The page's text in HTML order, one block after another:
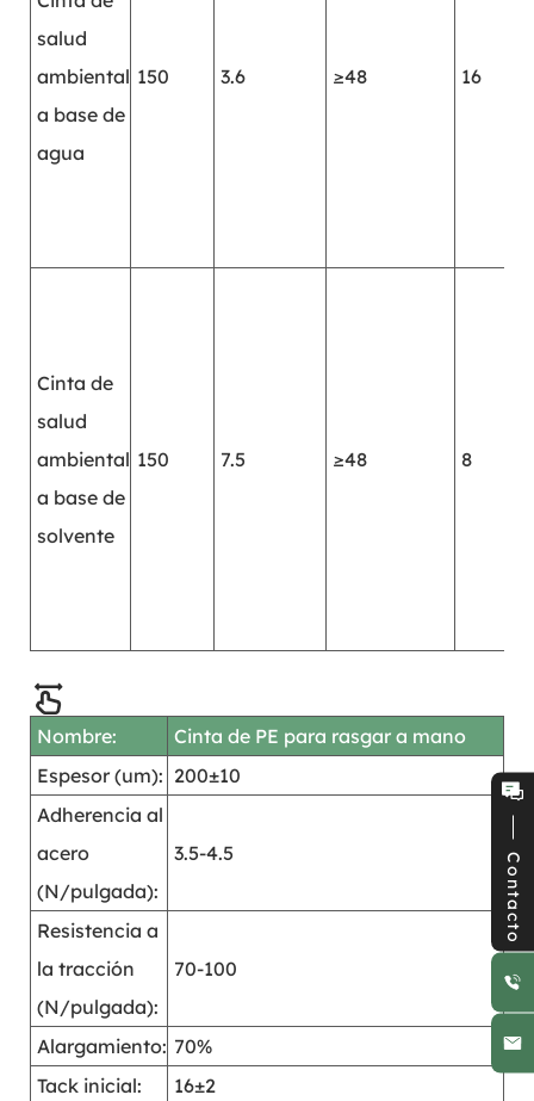
salud
ambiental
a base de
agua
150 3.6 ≥48 16
Cinta de
salud
ambiental
a base de
solvente
150 7.5 ≥48 8
Nombre:
Cinta de PE para rasgar a mano
Espesor (um): 200±10
Adherencia al
acero
(N/pulgada):
3.5-4.5
Resistencia a
la tracción
(N/pulgada):
70-100
Alargamiento: 70%
Tack inicial:
16±2
Contacto